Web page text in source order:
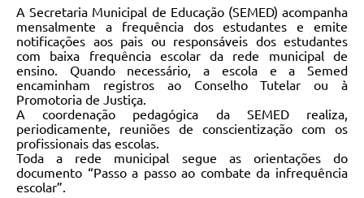
A Secretaria Municipal de Educação (SEMED) acompanha
mensalmente a frequência dos estudantes e emite
notificações aos pais ou responsáveis dos estudantes
com baixa frequência escolar da rede municipal de
ensino. Quando necessário, a escola e a Semed
encaminham registros ao Conselho Tutelar ou à
Promotoria de Justiça.
A coordenação pedagógica da SEMED realiza,
periodicamente, reuniões de conscientização com os
profissionais das escolas.
Toda a rede municipal segue as orientações do
documento “Passo a passo ao combate da infrequência
escolar”.